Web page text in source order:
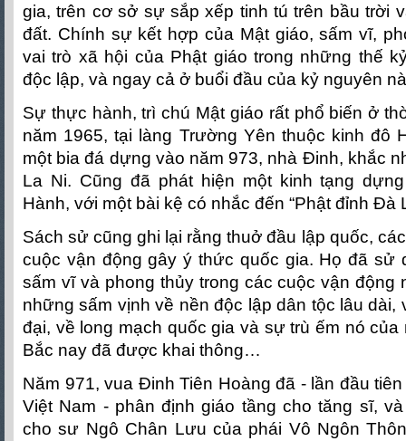
gia, trên cơ sở sự sắp xếp tinh tú trên bầu trời
đất. Chính sự kết hợp của Mật giáo, sấm vĩ,
vai trò xã hội của Phật giáo trong những thế
độc lập, và ngay cả ở buổi đầu của kỷ nguyên
Sự thực hành, trì chú Mật giáo rất phổ biến ở
năm 1965, tại làng Trường Yên thuộc kinh đô
một bia đá dựng vào năm 973, nhà Đinh, khắc
La Ni. Cũng đã phát hiện một kinh tạng
Hành, với một bài kệ có nhắc đến “Phật đỉnh Đà
Sách sử cũng ghi lại rằng thuở đầu lập quốc,
cuộc vận động gây ý thức quốc gia. Họ đã sử
sấm vĩ và phong thủy trong các cuộc vận động
những sấm vịnh về nền độc lập dân tộc lâu dài,
đại, về long mạch quốc gia và sự trù ếm nó
Bắc nay đã được khai thông…
Năm 971, vua Đinh Tiên Hoàng đã - lần đầu
Việt Nam - phân định giáo tầng cho tăng sĩ,
cho sư Ngô Chân Lưu của phái Vô Ngôn